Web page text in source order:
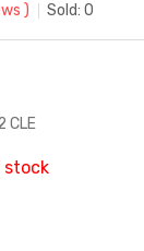
Sold: 0
CLE
stock